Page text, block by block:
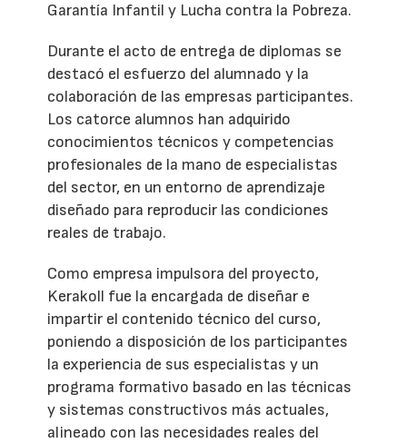
Garantía Infantil y Lucha contra la Pobreza.
Durante el acto de entrega de diplomas se
destacó el esfuerzo del alumnado y la
colaboración de las empresas participantes.
Los catorce alumnos han adquirido
conocimientos técnicos y competencias
profesionales de la mano de especialistas
del sector, en un entorno de aprendizaje
diseñado para reproducir las condiciones
reales de trabajo.
Como empresa impulsora del proyecto,
Kerakoll fue la encargada de diseñar e
impartir el contenido técnico del curso,
poniendo a disposición de los participantes
la experiencia de sus especialistas y un
programa formativo basado en las técnicas
y sistemas constructivos más actuales,
alineado con las necesidades reales del